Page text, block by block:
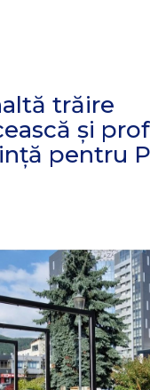
trăire
și
pentru